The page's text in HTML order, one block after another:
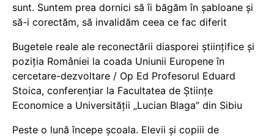
sunt. Suntem prea dornici să îi băgăm în șabloane și
să-i corectăm, să invalidăm ceea ce fac diferit
Bugetele reale ale reconectării diasporei științifice și
poziția României la coada Uniunii Europene în
cercetare-dezvoltare / Op Ed Profesorul Eduard
Stoica, conferențiar la Facultatea de Științe
Economice a Universității „Lucian Blaga” din Sibiu
Peste o lună începe școala. Elevii și copiii de